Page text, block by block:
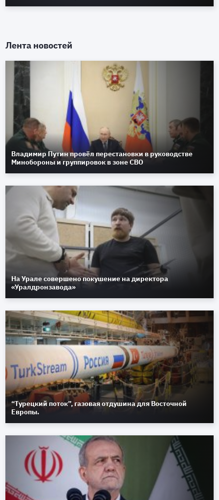
Лента новостей
Владимир Путин провёл перестановки в руководстве
Минобороны и группировок в зоне СВО
На Урале совершено покушение на директора
«Уралдронзавода»
“Турецкий поток”, газовая отдушина для Восточной
Европы.